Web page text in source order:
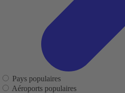
Pays populaires
Aéroports populaires